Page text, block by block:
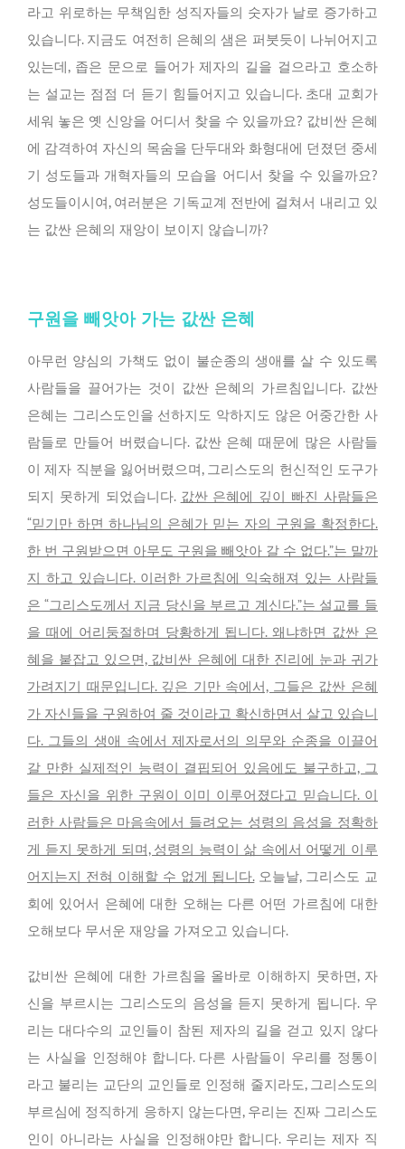
라고 위로하는 무책임한 성직자들의 숫자가 날로 증가하고
있습니다. 지금도 여전히 은혜의 샘은 퍼붓듯이 나뉘어지고
있는데, 좁은 문으로 들어가 제자의 길을 걸으라고 호소하
는 설교는 점점 더 듣기 힘들어지고 있습니다. 초대 교회가
세워 놓은 옛 신앙을 어디서 찾을 수 있을까요? 값비싼 은혜
에 감격하여 자신의 목숨을 단두대와 화형대에 던졌던 중세
기 성도들과 개혁자들의 모습을 어디서 찾을 수 있을까요?
성도들이시여, 여러분은 기독교계 전반에 걸쳐서 내리고 있
는 값싼 은혜의 재앙이 보이지 않습니까?
구원을 빼앗아 가는 값싼 은혜
아무런 양심의 가책도 없이 불순종의 생애를 살 수 있도록
사람들을 끌어가는 것이 값싼 은혜의 가르침입니다. 값싼
은혜는 그리스도인을 선하지도 악하지도 않은 어중간한 사
람들로 만들어 버렸습니다. 값싼 은혜 때문에 많은 사람들
이 제자 직분을 잃어버렸으며, 그리스도의 헌신적인 도구가
되지 못하게 되었습니다. 값싼 은혜에 깊이 빠진 사람들은
“믿기만 하면 하나님의 은혜가 믿는 자의 구원을 확정한다.
한 번 구원받으면 아무도 구원을 빼앗아 갈 수 없다.”는 말까
지 하고 있습니다. 이러한 가르침에 익숙해져 있는 사람들
은 “그리스도께서 지금 당신을 부르고 계신다.”는 설교를 들
을 때에 어리둥절하며 당황하게 됩니다. 왜냐하면 값싼 은
혜을 붙잡고 있으면, 값비싼 은혜에 대한 진리에 눈과 귀가
가려지기 때문입니다. 깊은 기만 속에서, 그들은 값싼 은혜
가 자신들을 구원하여 줄 것이라고 확신하면서 살고 있습니
다. 그들의 생애 속에서 제자로서의 의무와 순종을 이끌어
갈 만한 실제적인 능력이 결핍되어 있음에도 불구하고, 그
들은 자신을 위한 구원이 이미 이루어졌다고 믿습니다. 이
러한 사람들은 마음속에서 들려오는 성령의 음성을 정확하
게 듣지 못하게 되며, 성령의 능력이 삶 속에서 어떻게 이루
어지는지 전혀 이해할 수 없게 됩니다.오늘날, 그리스도 교
회에 있어서 은혜에 대한 오해는 다른 어떤 가르침에 대한
오해보다 무서운 재앙을 가져오고 있습니다.
값비싼 은혜에 대한 가르침을 올바로 이해하지 못하면, 자
신을 부르시는 그리스도의 음성을 듣지 못하게 됩니다. 우
리는 대다수의 교인들이 참된 제자의 길을 걷고 있지 않다
는 사실을 인정해야 합니다. 다른 사람들이 우리를 정통이
라고 불리는 교단의 교인들로 인정해 줄지라도, 그리스도의
부르심에 정직하게 응하지 않는다면, 우리는 진짜 그리스도
인이 아니라는 사실을 인정해야만 합니다. 우리는 제자 직